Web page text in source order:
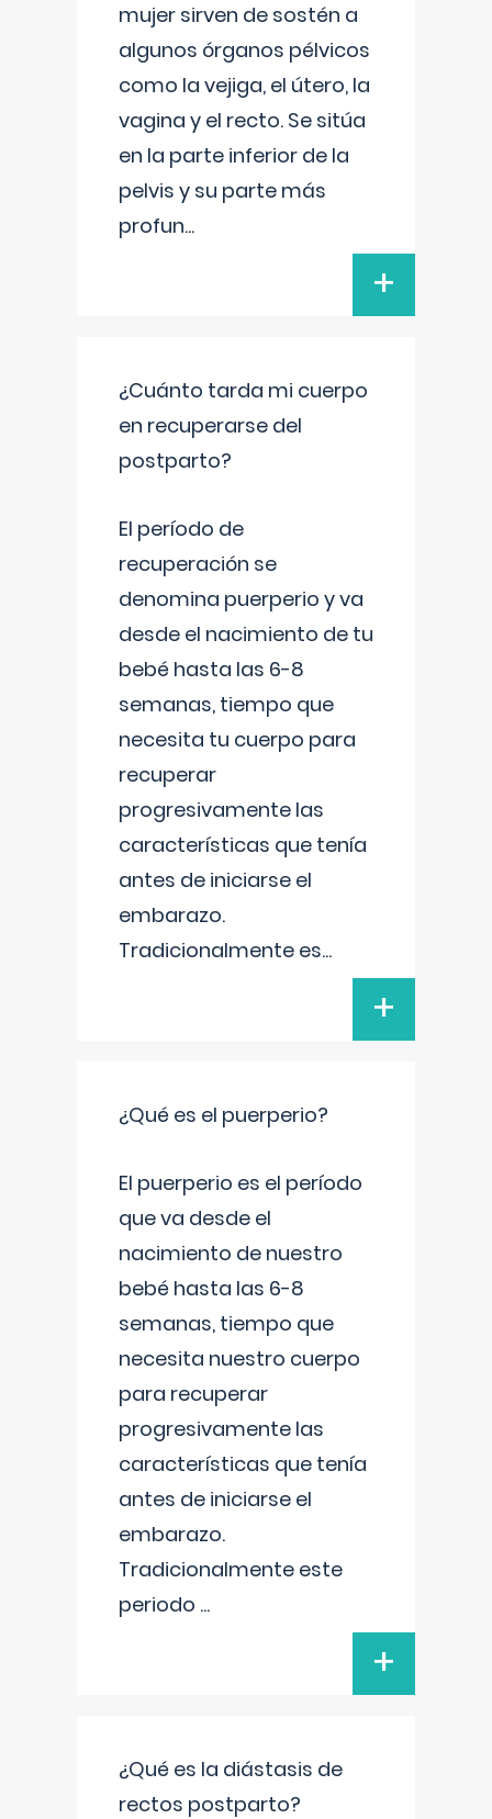
mujer sirven de sostén a
algunos órganos pélvicos
como la vejiga, el útero, la
vagina y el recto. Se sitúa
en la parte inferior de la
pelvis y su parte más
profun...
+
¿Cuánto tarda mi cuerpo
en recuperarse del
postparto?
El período de
recuperación se
denomina puerperio y va
desde el nacimiento de tu
bebé hasta las 6-8
semanas, tiempo que
necesita tu cuerpo para
recuperar
progresivamente las
características que tenía
antes de iniciarse el
embarazo.
Tradicionalmente es...
+
¿Qué es el puerperio?
El puerperio es el período
que va desde el
nacimiento de nuestro
bebé hasta las 6-8
semanas, tiempo que
necesita nuestro cuerpo
para recuperar
progresivamente las
características que tenía
antes de iniciarse el
embarazo.
Tradicionalmente este
periodo ...
+
¿Qué es la diástasis de
rectos postparto?